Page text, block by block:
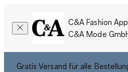
C&A Fashion App
C&A Mode
Gratis Versand für alle